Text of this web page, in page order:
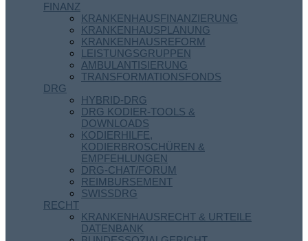
FINANZ
KRANKENHAUSFINANZIERUNG
KRANKENHAUSPLANUNG
KRANKENHAUSREFORM
LEISTUNGSGRUPPEN
AMBULANTISIERUNG
TRANSFORMATIONSFONDS
DRG
HYBRID-DRG
DRG KODIER-TOOLS &
DOWNLOADS
KODIERHILFE,
KODIERBROSCHÜREN &
EMPFEHLUNGEN
DRG-CHAT/FORUM
REIMBURSEMENT
SWISSDRG
RECHT
KRANKENHAUSRECHT & URTEILE
DATENBANK